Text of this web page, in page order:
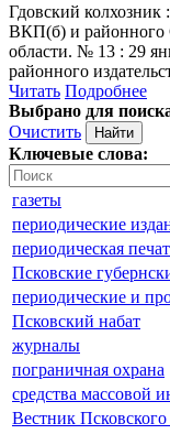
Гдовский колхозник
ВКП(б) и районного
области. № 13 : 29
районного
Читать Подробнее
Выбрано для
Очистить
Ключевые слова:
газеты
периодические
периодическая
Псковские
периодические и
Псковский набат
журналы
пограничная охрана
средства массовой
Вестник Псковского